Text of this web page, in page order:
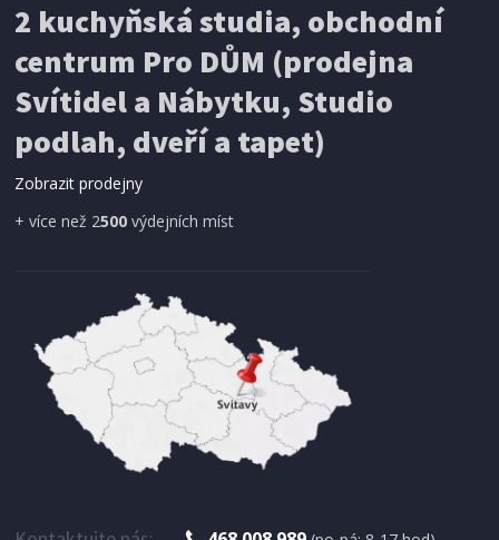
94 Kč Přidat do košíku
ŠPACHTLE
Extol Premium 8843066 špachtle nerezová, šířka
2 kuchyňská studia, obchodní
centrum Pro DŮM (prodejna
Svítidel a Nábytku, Studio
podlah, dveří a tapet)
Zobrazit prodejny
+ více než 2500 výdejních míst